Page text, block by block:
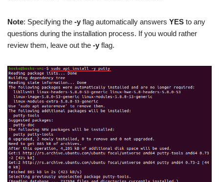
Note: Specifying the -y flag automatically answers YES to any
questions during the installation process. If you would rather
review them, leave out the -y flag.